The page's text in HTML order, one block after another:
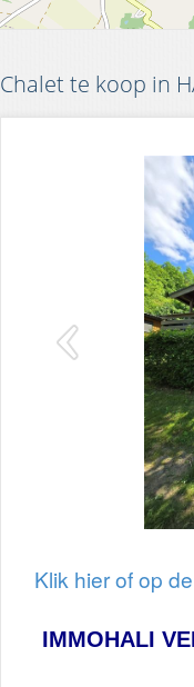
Chalet te koop in
Klik hier of op
IMMOHALI